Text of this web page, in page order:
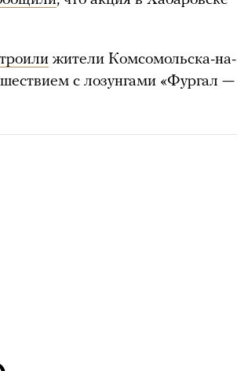
жители Комсомольска-на-
с лозунгами «Фургал —